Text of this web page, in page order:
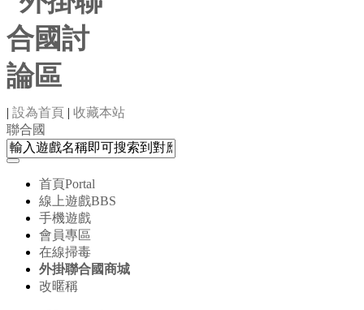
| 設為首頁 | 收藏本站
聯合國
首頁Portal
線上遊戲BBS
手機遊戲
會員專區
在線掃毒
外掛聯合國商城
改暱稱